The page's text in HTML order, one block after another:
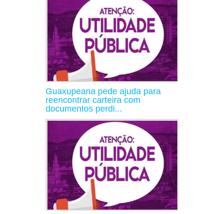
Guaxupeana pede ajuda para
reencontrar carteira com
documentos perdi...